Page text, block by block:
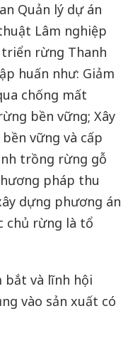
Quản lý dự án
Lâm nghiệp
triển rừng Thanh
huấn như: Giảm
chống mất
bền vững; Xây
vững và cấp
trồng rừng gỗ
pháp thu
dựng phương án
chủ rừng là tổ
bắt và lĩnh hội
vào sản xuất có